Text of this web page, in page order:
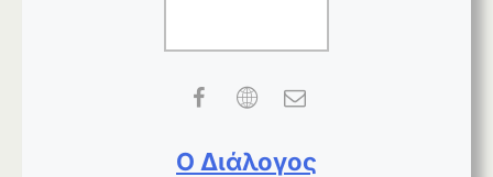
Ο Διάλογος